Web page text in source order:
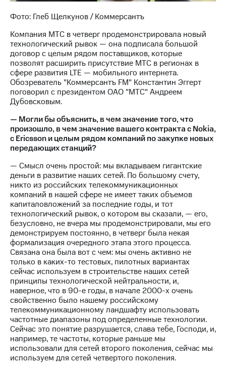
Корпоративный
секретарь
Раскрытие
информации
Информация
акционерам
Документы
ПАО
"МТС"
Собрания
Личный
кабинет
акционера
Акционерный
Контроль
и
аудит
Рынок
акций
Описание
Программа
приобретения
Порядок
выкупа
акций
Дивиденды
Рынок
облигаций
Описание
Еврооблигации-2023
Уведомление
о
погашении
Фото: Глеб Щелкунов / Коммерсантъ
Компания МТС в четверг продемонстрировала новый
технологический рывок — она подписала большой
договор с целым рядом поставщиков, которые
позволят расширить присутствие МТС в регионах в
сфере развития LTE — мобильного интернета.
Обозреватель "Коммерсантъ FM" Константин Эггерт
поговорил с президентом ОАО "МТС" Андреем
Дубовсковым.
— Могли бы объяснить, в чем значение того, что
произошло, в чем значение вашего контракта с Nokia,
с Ericsson и целым рядом компаний по закупке новых
передающих станций?
— Смысл очень простой: мы вкладываем гигантские
деньги в развитие наших сетей. По большому счету,
никто из российских телекоммуникационных
компаний в нашей сфере не имеет таких объемов
капиталовложений за последние годы, и тот
технологический рывок, о котором вы сказали, — его,
безусловно, не вчера мы продемонстрировали, мы его
демонстрируем постоянно, в четверг была некая
формализация очередного этапа этого процесса.
Связана она была вот с чем: мы очень активно не
только в каких-то тестовых, пилотных вариантах
сейчас используем в строительстве наших сетей
принципы технологической нейтральности, и,
наверное, что в 90-е годы, в начале 2000-х очень
свойственно было нашему российскому
телекоммуникационному ландшафту использовать
частотные диапазоны под определенные технологии.
Сейчас это понятие разрушается, слава тебе, Господи, и,
например, те частоты, которые раньше мы
использовали для сетей второго поколения, сейчас мы
используем для сетей четвертого поколения.